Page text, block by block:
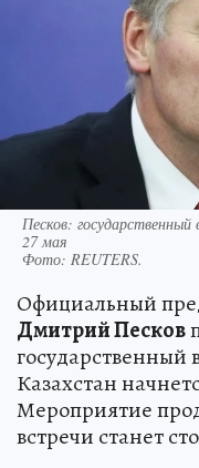
Песков:
27 мая
Фото: REUTERS.
Официальный
Дмитрий Песков
государственный
Казахстан
Мероприятие
встречи станет